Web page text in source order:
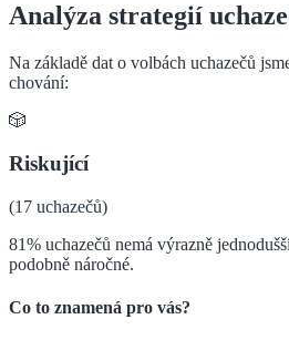
Analýza strategií
Na základě dat o volbách uchazečů
chování:
🎲
Riskující
(17 uchazečů)
81% uchazečů nemá výrazně
podobně náročné.
Co to znamená pro vás?